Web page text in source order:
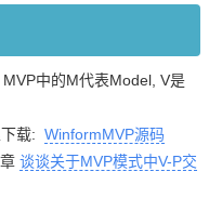
中的M代表Model, V是
载: WinformMVP源码
谈谈关于MVP模式中V-P交